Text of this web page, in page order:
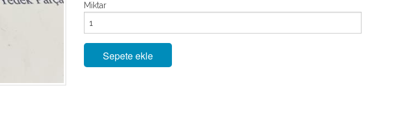
Miktar
Sepete ekle